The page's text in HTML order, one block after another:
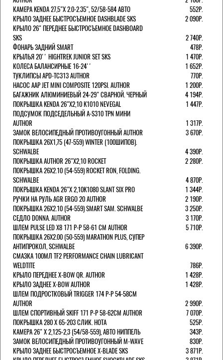
КАМЕРА KENDA 27,5"Х 2.0-2.35", 52/58-584 АВТО
552Р.
КРЫЛО ЗАДНЕЕ БЫСТРОСЪЕМНОЕ DASHBLADE SKS
2 090Р.
КРЫЛО 26" ПЕРЕДНЕЕ БЫСТРОСЪЕМНОЕ DASHBOARD
SKS
2 740Р.
ФОНАРЬ ЗАДНИЙ SMART
478Р.
КРЫЛЬЯ 20'' HIGHTREK JUNIOR SET SKS
1 470Р.
КОЛЕСА БАЛАНСИРНЫЕ 16-24''
1 652Р.
ТУКЛИПСЫ APD-TC313 AUTHOR
770Р.
НАСОС AAP JET MINI COMPOSITE 120PSI. AUTHOR
1 200Р.
БАГАЖНИК АЛЮМИНИЕВЫЙ 24-29" СВАРНОЙ. ЧЕРНЫЙ
4 194Р.
ПОКРЫШКА KENDA 26"Х2,10 K1010 NEVEGAL
1 447Р.
ПОДСУМОК ПОДСЕДЕЛЬНЫЙ A-S310 TPN МИНИ
AUTHOR
1 317Р.
ЗАМОК ВЕЛОСИПЕДНЫЙ ПРОТИВОУГОННЫЙ AUTHOR
3 670Р.
ПОКРЫШКА 26X1,75 (47-559) WINTER (100ШИПОВ).
SCHWALBE
4 390Р.
ПОКРЫШКА AUTHOR 26"Х2,10 ROCKET
2 280Р.
ПОКРЫШКА 26X2.10 (54-559) ROCKET RON, FOLDING.
SCHWALBE
4 870Р.
ПОКРЫШКА KENDA 26"Х 2,10K1080 SLANT SIX PRO
1 344Р.
РУЧКИ НА РУЛЬ AGR ERGO 20 AUTHOR
2 190Р.
ПОКРЫШКА 26X2.10 (54-559) SMART SAM. SCHWALBE
3 250Р.
СЕДЛО DONNA. AUTHOR
3 170Р.
ШЛЕМ PULSE LED X8 171 Р-Р 58-61 СМ AUTHOR
5 710Р.
ПОКРЫШКА 26X2.00 (50-559) MARATHON PLUS, СУПЕР
АНТИПРОКОЛ, SCHWALBE
6 390Р.
СМАЗКА 100МЛ TF2 PERFORMANCE CHAIN LUBRICANT
WELDTITE
786Р.
КРЫЛО ПЕРЕДНЕЕ X-BOW QR. AUTHOR
1 428Р.
КРЫЛО ЗАДНЕЕ X-BOW AUTHOR
1 428Р.
ШЛЕМ ПОДРОСТКОВЫЙ TRIGGER 174 Р-Р 54-58СМ
AUTHOR
2 990Р.
ШЛЕМ СПОРТИВНЫЙ SKIFF 171 Р-Р 58-62СМ AUTHOR
7 070Р.
ПОКРЫШКА 280 X 65-203 СЛИК. HOTA
525Р.
КАМЕРА 26" X 2,125-2,3 (54/58-559), АВТО НИППЕЛЬ
343Р.
ЗАМОК ВЕЛОСИПЕДНЫЙ ПРОТИВОУГОННЫЙ M-WAVE
830Р.
КРЫЛО ЗАДНЕЕ БЫСТРОСЪЕМНОЕ X-BLADE SKS
3 871Р.